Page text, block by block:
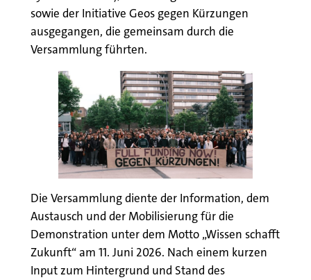
sowie der Initiative Geos gegen Kürzungen
ausgegangen, die gemeinsam durch die
Versammlung führten.
Die Versammlung diente der Information, dem
Austausch und der Mobilisierung für die
Demonstration unter dem Motto „Wissen schafft
Zukunft“ am 11. Juni 2026. Nach einem kurzen
Input zum Hintergrund und Stand des